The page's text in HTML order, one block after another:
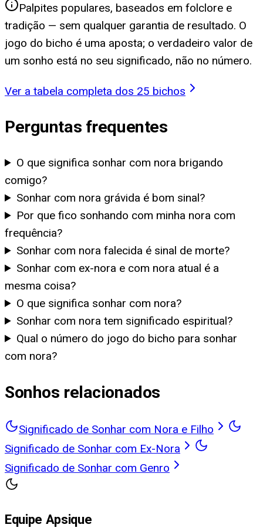
Palpites populares, baseados em folclore e
tradição — sem qualquer garantia de resultado. O
jogo do bicho é uma aposta; o verdadeiro valor de
um sonho está no seu significado, não no número.
Ver a tabela completa dos 25 bichos
Perguntas frequentes
O que significa sonhar com nora brigando
comigo?
Sonhar com nora grávida é bom sinal?
Por que fico sonhando com minha nora com
frequência?
Sonhar com nora falecida é sinal de morte?
Sonhar com ex-nora e com nora atual é a
mesma coisa?
O que significa sonhar com nora?
Sonhar com nora tem significado espiritual?
Qual o número do jogo do bicho para sonhar
com nora?
Sonhos relacionados
Significado de Sonhar com Nora e Filho
Significado de Sonhar com Ex-Nora
Significado de Sonhar com Genro
Equipe Apsique